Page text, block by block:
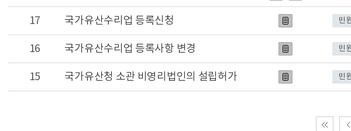
17 국가유산수리업 등록신청 민
16 국가유산수리업 등록사항 변경 민
15 국가유산청 소관 비영리법인의 설립허가 민